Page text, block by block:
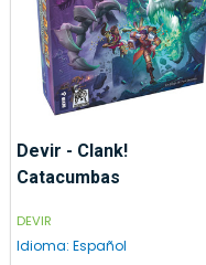
Devir - Clank!
Catacumbas
DEVIR
Idioma: Español